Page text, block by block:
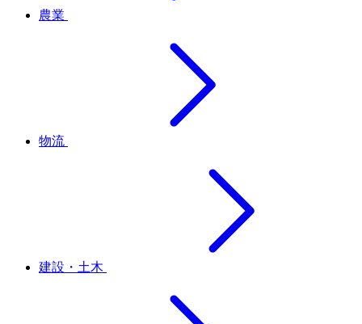
農業
物流
建設・土木